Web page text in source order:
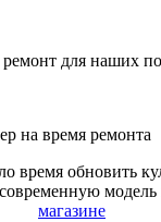
для наших
на время ремонта
время обновить
магазине